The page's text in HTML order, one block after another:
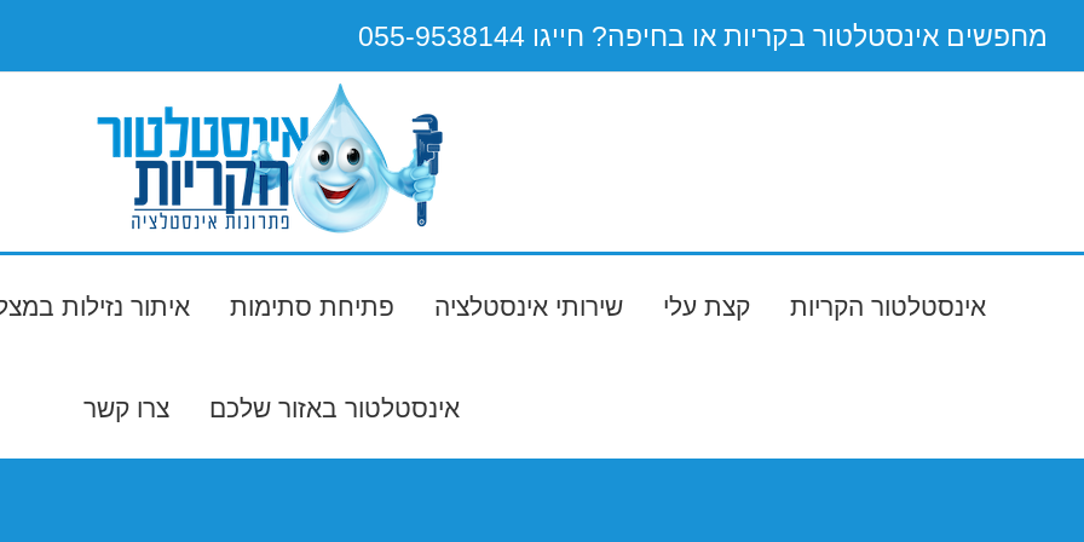
מחפשים אינסטלטור בקריות או בחיפה? חייגו 055-9538144
אינסטלטור הקריות קצת עלי שירותי אינסטלציה פתיחת סתימות איתור נזילות
אינסטלטור באזור שלכם צרו קשר